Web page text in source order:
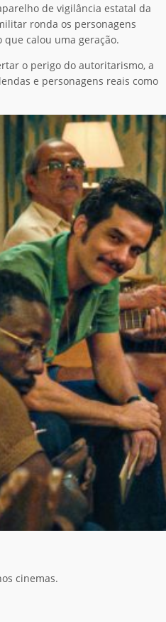
de vigilância estatal da
ronda os personagens
calou uma geração.
o perigo do autoritarismo, a
e personagens reais como
cinemas.